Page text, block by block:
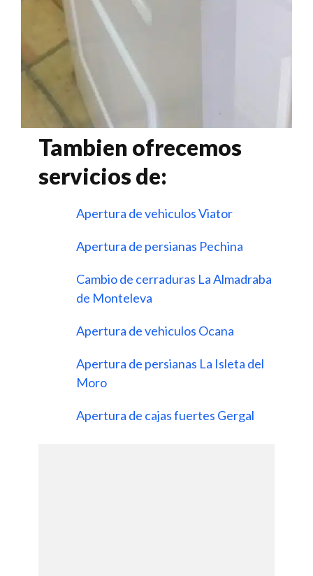
Tambien ofrecemos
servicios de:
Apertura de vehiculos Viator
Apertura de persianas Pechina
Cambio de cerraduras La Almadraba
de Monteleva
Apertura de vehiculos Ocana
Apertura de persianas La Isleta del
Moro
Apertura de cajas fuertes Gergal